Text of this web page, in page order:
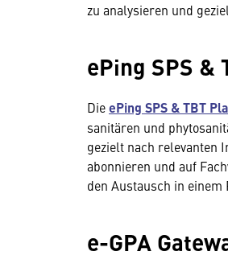
zu analysieren und
ePing SPS &
DieePing SPS & TBT
sanitären und
gezielt nach relevanten
abonnieren und auf
den Austausch in
e-GPA